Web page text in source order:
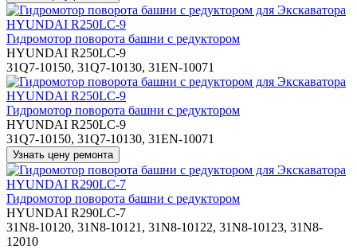
Гидромотор поворота башни с редуктором
HYUNDAI R250LC-9
31Q7-10150, 31Q7-10130, 31EN-10071
Гидромотор поворота башни с редуктором
HYUNDAI R250LC-9
31Q7-10150, 31Q7-10130, 31EN-10071
Гидромотор поворота башни с редуктором
HYUNDAI R290LC-7
31N8-10120, 31N8-10121, 31N8-10122, 31N8-10123, 31N8-
12010